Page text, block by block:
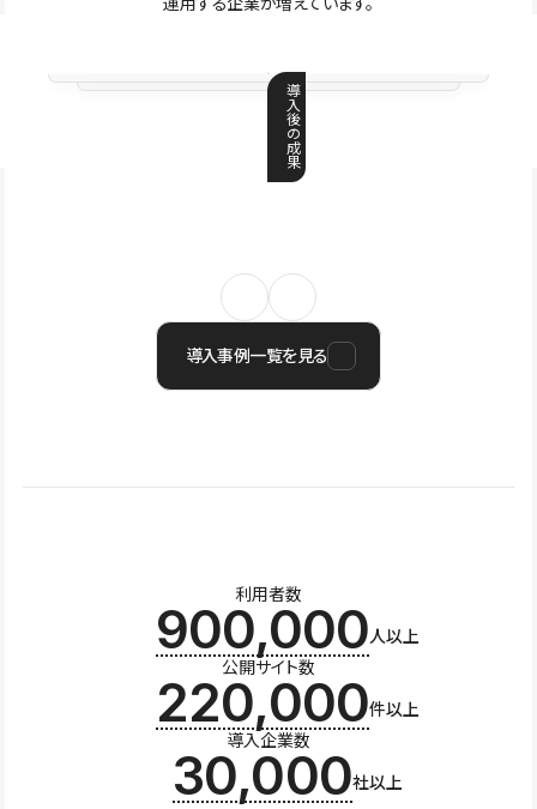
導
入
後
の
成
果
導入事例一覧を見る
利用者数
900,000人以上
公開サイト数
220,000件以上
導入企業数
30,000社以上